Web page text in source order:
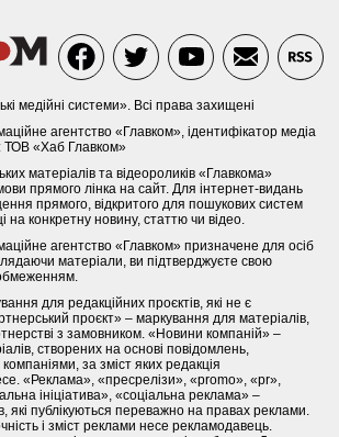
медійні системи». Всі права захищені
агентство «Главком», ідентифікатор медіа
ТОВ «Хаб Главком»
матеріалів та відеороликів «Главкома»
прямого лінка на сайт. Для інтернет-видань
прямого, відкритого для пошукових систем
на конкретну новину, статтю чи відео.
агентство «Главком» призначене для осіб
матеріали, ви підтверджуєте свою
обмеженням.
для редакційних проєктів, які не є
проєкт» – маркування для матеріалів,
з замовником. «Новини компаній» –
створених на основі повідомлень,
за зміст яких редакція
«Реклама», «пресрелізи», «promo», «pr»,
ініціатива», «соціальна реклама» –
які публікуються переважно на правах реклами.
і зміст реклами несе рекламодавець.